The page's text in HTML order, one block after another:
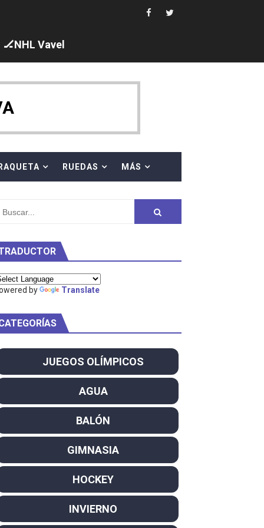
y Taddeucci. Ángela Martínez 5ª en 10km
al equipo neutral ruso, llevándose 8 medallas, seis para
Project
dominan el Europeo
se reparten el botín y Caetano Horta y Rodrigo Conde
decacampeonas y quinto oro consecutivo
Champion
🏒NHL Vavel
RAQUETA RUEDAS MÁS
by Translate
JUEGOS OLÍMPICOS
AGUA
BALÓN
GIMNASIA
HOCKEY
INVIERNO